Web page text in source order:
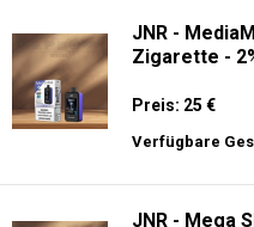
JNR -
Zigarette -
Preis: 25 €
Verfügbare
JNR - Mega